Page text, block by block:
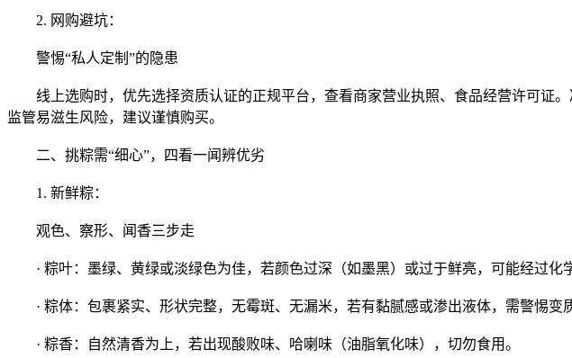
2. 网购避坑：
警惕“私人定制”的隐患
线上选购时，优先选择资质认证的正规平台，查看商家营业执照、食品经营许可证。
监管易滋生风险，建议谨慎购买。
二、挑粽需“细心”，四看一闻辨优劣
1. 新鲜粽：
观色、察形、闻香三步走
· 粽叶：墨绿、黄绿或淡绿色为佳，若颜色过深（如墨黑）或过于鲜亮，可能经过化
· 粽体：包裹紧实、形状完整，无霉斑、无漏米，若有黏腻感或渗出液体，需警惕变
· 粽香：自然清香为上，若出现酸败味、哈喇味（油脂氧化味），切勿食用。